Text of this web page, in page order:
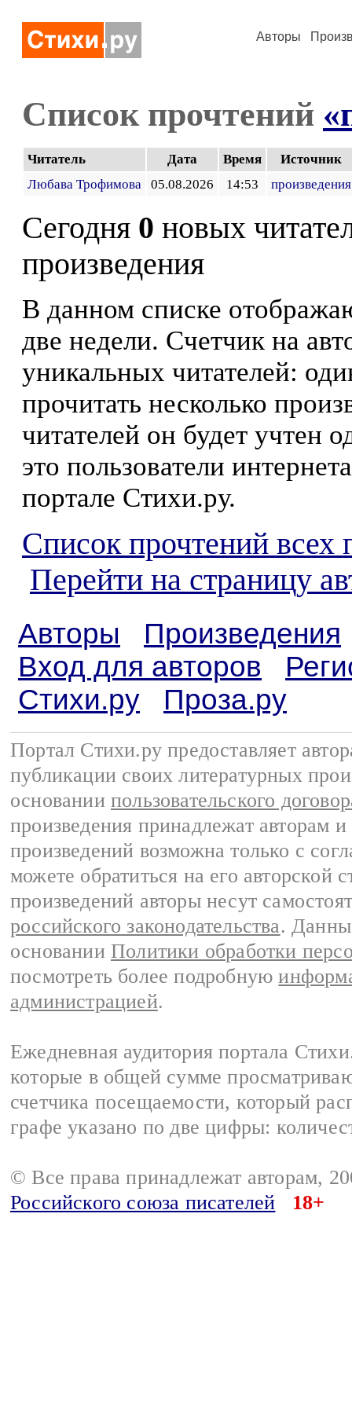
Авторы
Список прочтений
Читатель Дата Время
Источник
Любава Трофимова
05.08.2026 14:53 произведения
Сегодня 0 новых
произведения
В данном списке
две недели. Счетчик на
уникальных читателей:
прочитать несколько
читателей он будет учтен
это пользователи
портале Стихи.ру.
Список прочтений всех
Перейти на страницу
Авторы
Произведения
Вход для авторов
Стихи.ру
Проза.ру
Портал Стихи.ру предоставляет
публикации своих литературных
основании пользовательского
произведения принадлежат авторам
произведений возможна только с
можете обратиться на его авторской
произведений авторы несут
российского законодательства.
основании Политики обработки
посмотреть более подробную
администрацией.
Ежедневная аудитория портала
которые в общей сумме
счетчика посещаемости, который
графе указано по две цифры:
© Все права принадлежат авторам,
Российского союза писателей
18+